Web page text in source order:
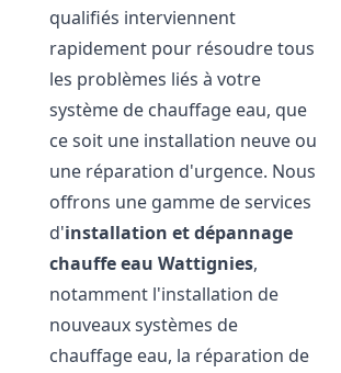
qualifiés interviennent
rapidement pour résoudre tous
les problèmes liés à votre
système de chauffage eau, que
ce soit une installation neuve ou
une réparation d'urgence. Nous
offrons une gamme de services
d'installation et dépannage
chauffe eau Wattignies,
notamment l'installation de
nouveaux systèmes de
chauffage eau, la réparation de